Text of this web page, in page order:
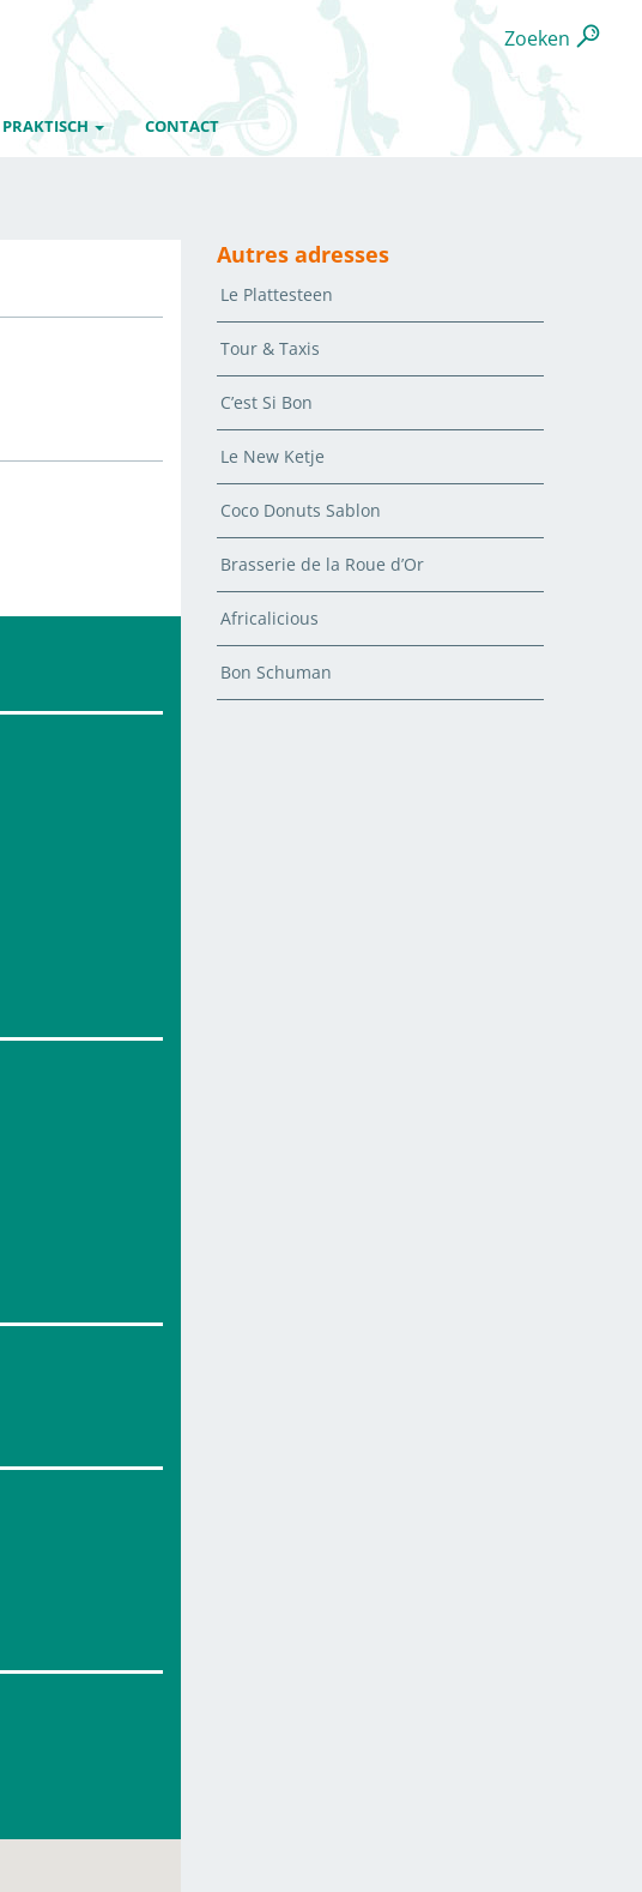
Zoeken
PRAKTISCH CONTACT
Autres adresses
Le Plattesteen
Tour & Taxis
C’est Si Bon
Le New Ketje
Coco Donuts Sablon
Brasserie de la Roue d’Or
Africalicious
Bon Schuman